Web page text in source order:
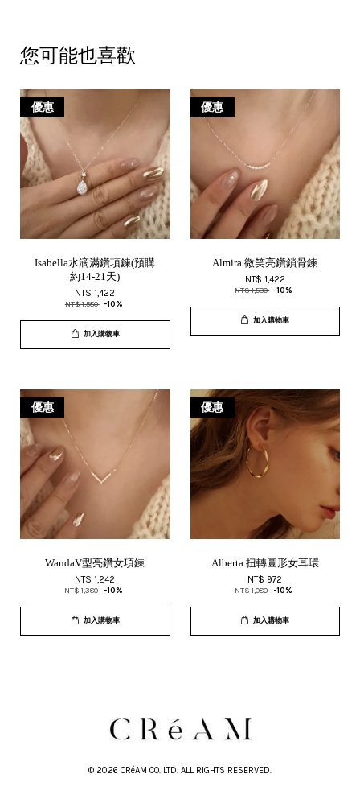
您可能也喜歡
優惠
Isabella水滴滿鑽項鍊(預購
約14-21天)
NT$ 1,422
NT$ 1,580 -10%
加入購物車
優惠
Almira 微笑亮鑽鎖骨鍊
NT$ 1,422
NT$ 1,580 -10%
加入購物車
優惠
WandaV型亮鑽女項鍊
NT$ 1,242
NT$ 1,380 -10%
加入購物車
優惠
Alberta 扭轉圓形女耳環
NT$ 972
NT$ 1,080 -10%
加入購物車
© 2026 CRéAM CO. LTD. ALL RIGHTS RESERVED.